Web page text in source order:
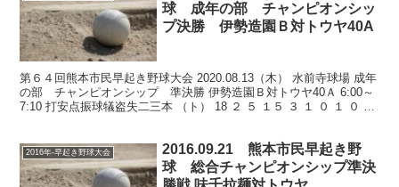
球 成年の部 チャンピオンシッ
プ決勝 伊勢造園Ｂ対トウヤ40A
第６４回熊本市民早起き野球大会 2020.08.13（木） 水前寺球場 成年
の部 チャンピオンシップ 準決勝 伊勢造園Ｂ対トウヤ40Ａ 6:00～
7:10 打安点振球犠盗失二三本 （ト） 18 ２ ５ １５ ３ １ ０ １ ０ ０
2016年-早起き野球大会
2016.09.21 熊本市民早起き野
球 総合チャンピオンシップ準決